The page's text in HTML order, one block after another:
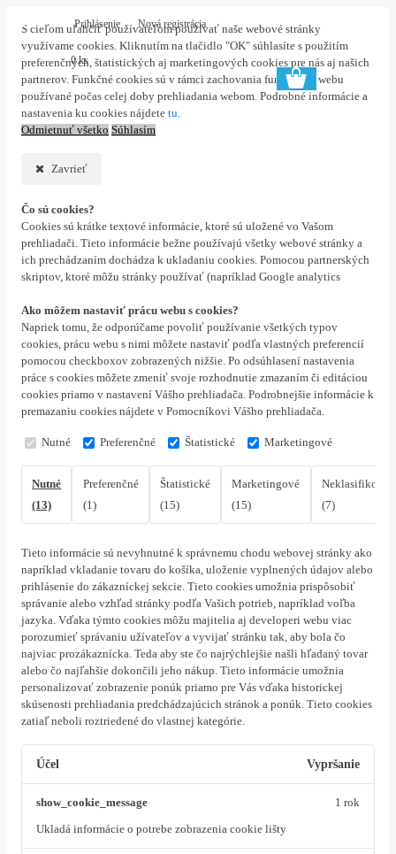
S cieľom uľahčiť používateľom používať naše webové stránky
využívame cookies. Kliknutím na tlačidlo "OK" súhlasíte s použitím
preferenčných, štatistických aj marketingových cookies pre nás aj našich
partnerov. Funkčné cookies sú v rámci zachovania funkčnosti webu
používané počas celej doby prehliadania webom. Podrobné informácie a
nastavenia ku cookies nájdete tu.
Odmietnuť všetko Súhlasím
Zavrieť
Čo sú cookies?
Cookies sú krátke textové informácie, ktoré sú uložené vo Vašom
prehliadači. Tieto informácie bežne používajú všetky webové stránky a
ich prechádzaním dochádza k ukladaniu cookies. Pomocou partnerských
skriptov, ktoré môžu stránky používať (napríklad Google analytics
Ako môžem nastaviť prácu webu s cookies?
Napriek tomu, že odporúčame povoliť používanie všetkých typov
cookies, prácu webu s nimi môžete nastaviť podľa vlastných preferencií
pomocou checkboxov zobrazených nižšie. Po odsúhlasení nastavenia
práce s cookies môžete zmeniť svoje rozhodnutie zmazaním či editáciou
cookies priamo v nastavení Vášho prehliadača. Podrobnejšie informácie k
premazaniu cookies nájdete v Pomocníkovi Vášho prehliadača.
Nutné Preferenčné Štatistické Marketingové
Nutné
(13)
Preferenčné
(1)
Štatistické
(15)
Marketingové
(15)
(7)
Tieto informácie sú nevyhnutné k správnemu chodu webovej stránky ako
napríklad vkladanie tovaru do košíka, uloženie vyplnených údajov alebo
prihlásenie do zákazníckej sekcie. Tieto cookies umožnia prispôsobiť
správanie alebo vzhľad stránky podľa Vašich potrieb, napríklad voľba
jazyka. Vďaka týmto cookies môžu majitelia aj developeri webu viac
porozumieť správaniu užívateľov a vyvijať stránku tak, aby bola čo
najviac prozákaznícka. Teda aby ste čo najrýchlejšie našli hľadaný tovar
alebo čo najľahšie dokončili jeho nákup. Tieto informácie umožnia
personalizovať zobrazenie ponúk priamo pre Vás vďaka historickej
skúsenosti prehliadania predchádzajúcich stránok a ponúk. Tieto cookies
zatiaľ neboli roztriedené do vlastnej kategórie.
Účel Vypršanie
show_cookie_message
Ukladá informácie o potrebe zobrazenia cookie lišty
1 rok
Prihlásenie Nová registrácia
0 ks